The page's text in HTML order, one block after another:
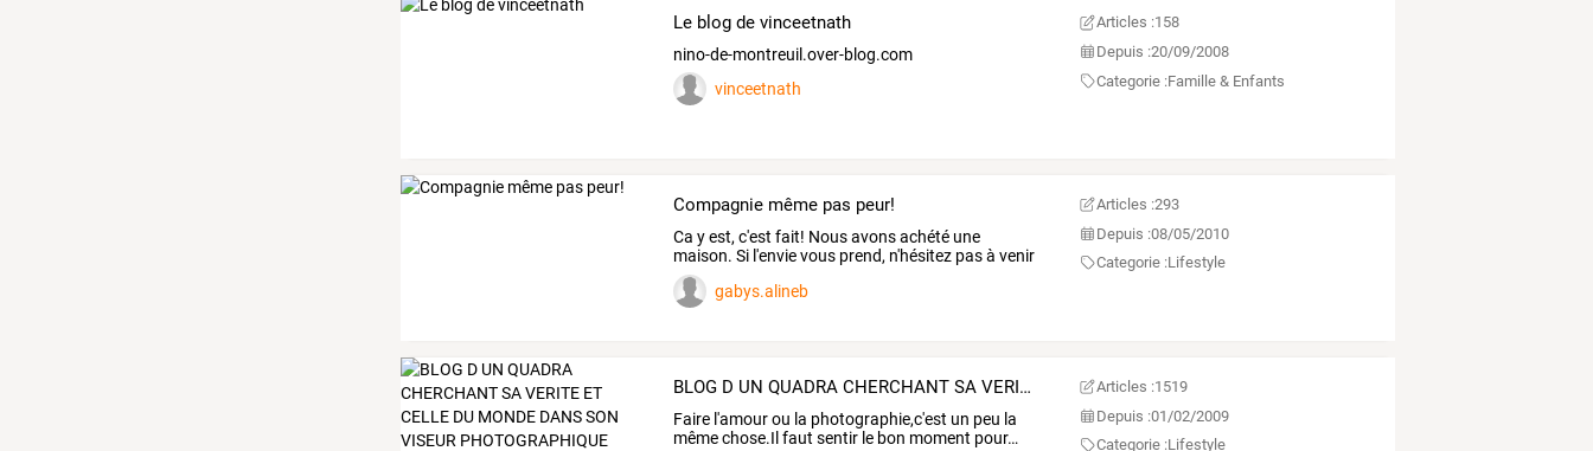
Le blog de vinceetnath
nino-de-montreuil.over-blog.com
vinceetnath
Articles :158
Depuis :20/09/2008
Categorie :Famille & Enfants
Compagnie même pas peur!
Ca yest, c'est fait! Nousavonsachété une
maison. Si l'envievous prend, n'hésitez pasà venir
nous
gabys.alineb
Articles :293
Depuis :08/05/2010
Categorie :Lifestyle
BLOG D UN QUADRA CHERCHANT SA VERITE ET CELLE DU MONDE DANS SON VISEUR PHOTOGRAPHIQUE
Faire l'amourou la photographie,c'est un peu la
mêmechose.Ilfaut sentir le bon moment pour…
Articles :1519
Depuis :01/02/2009
Categorie :Lifestyle